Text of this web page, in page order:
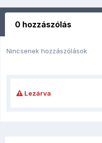
0 hozzászólás
Nincsenek hozzászólások
Lezárva